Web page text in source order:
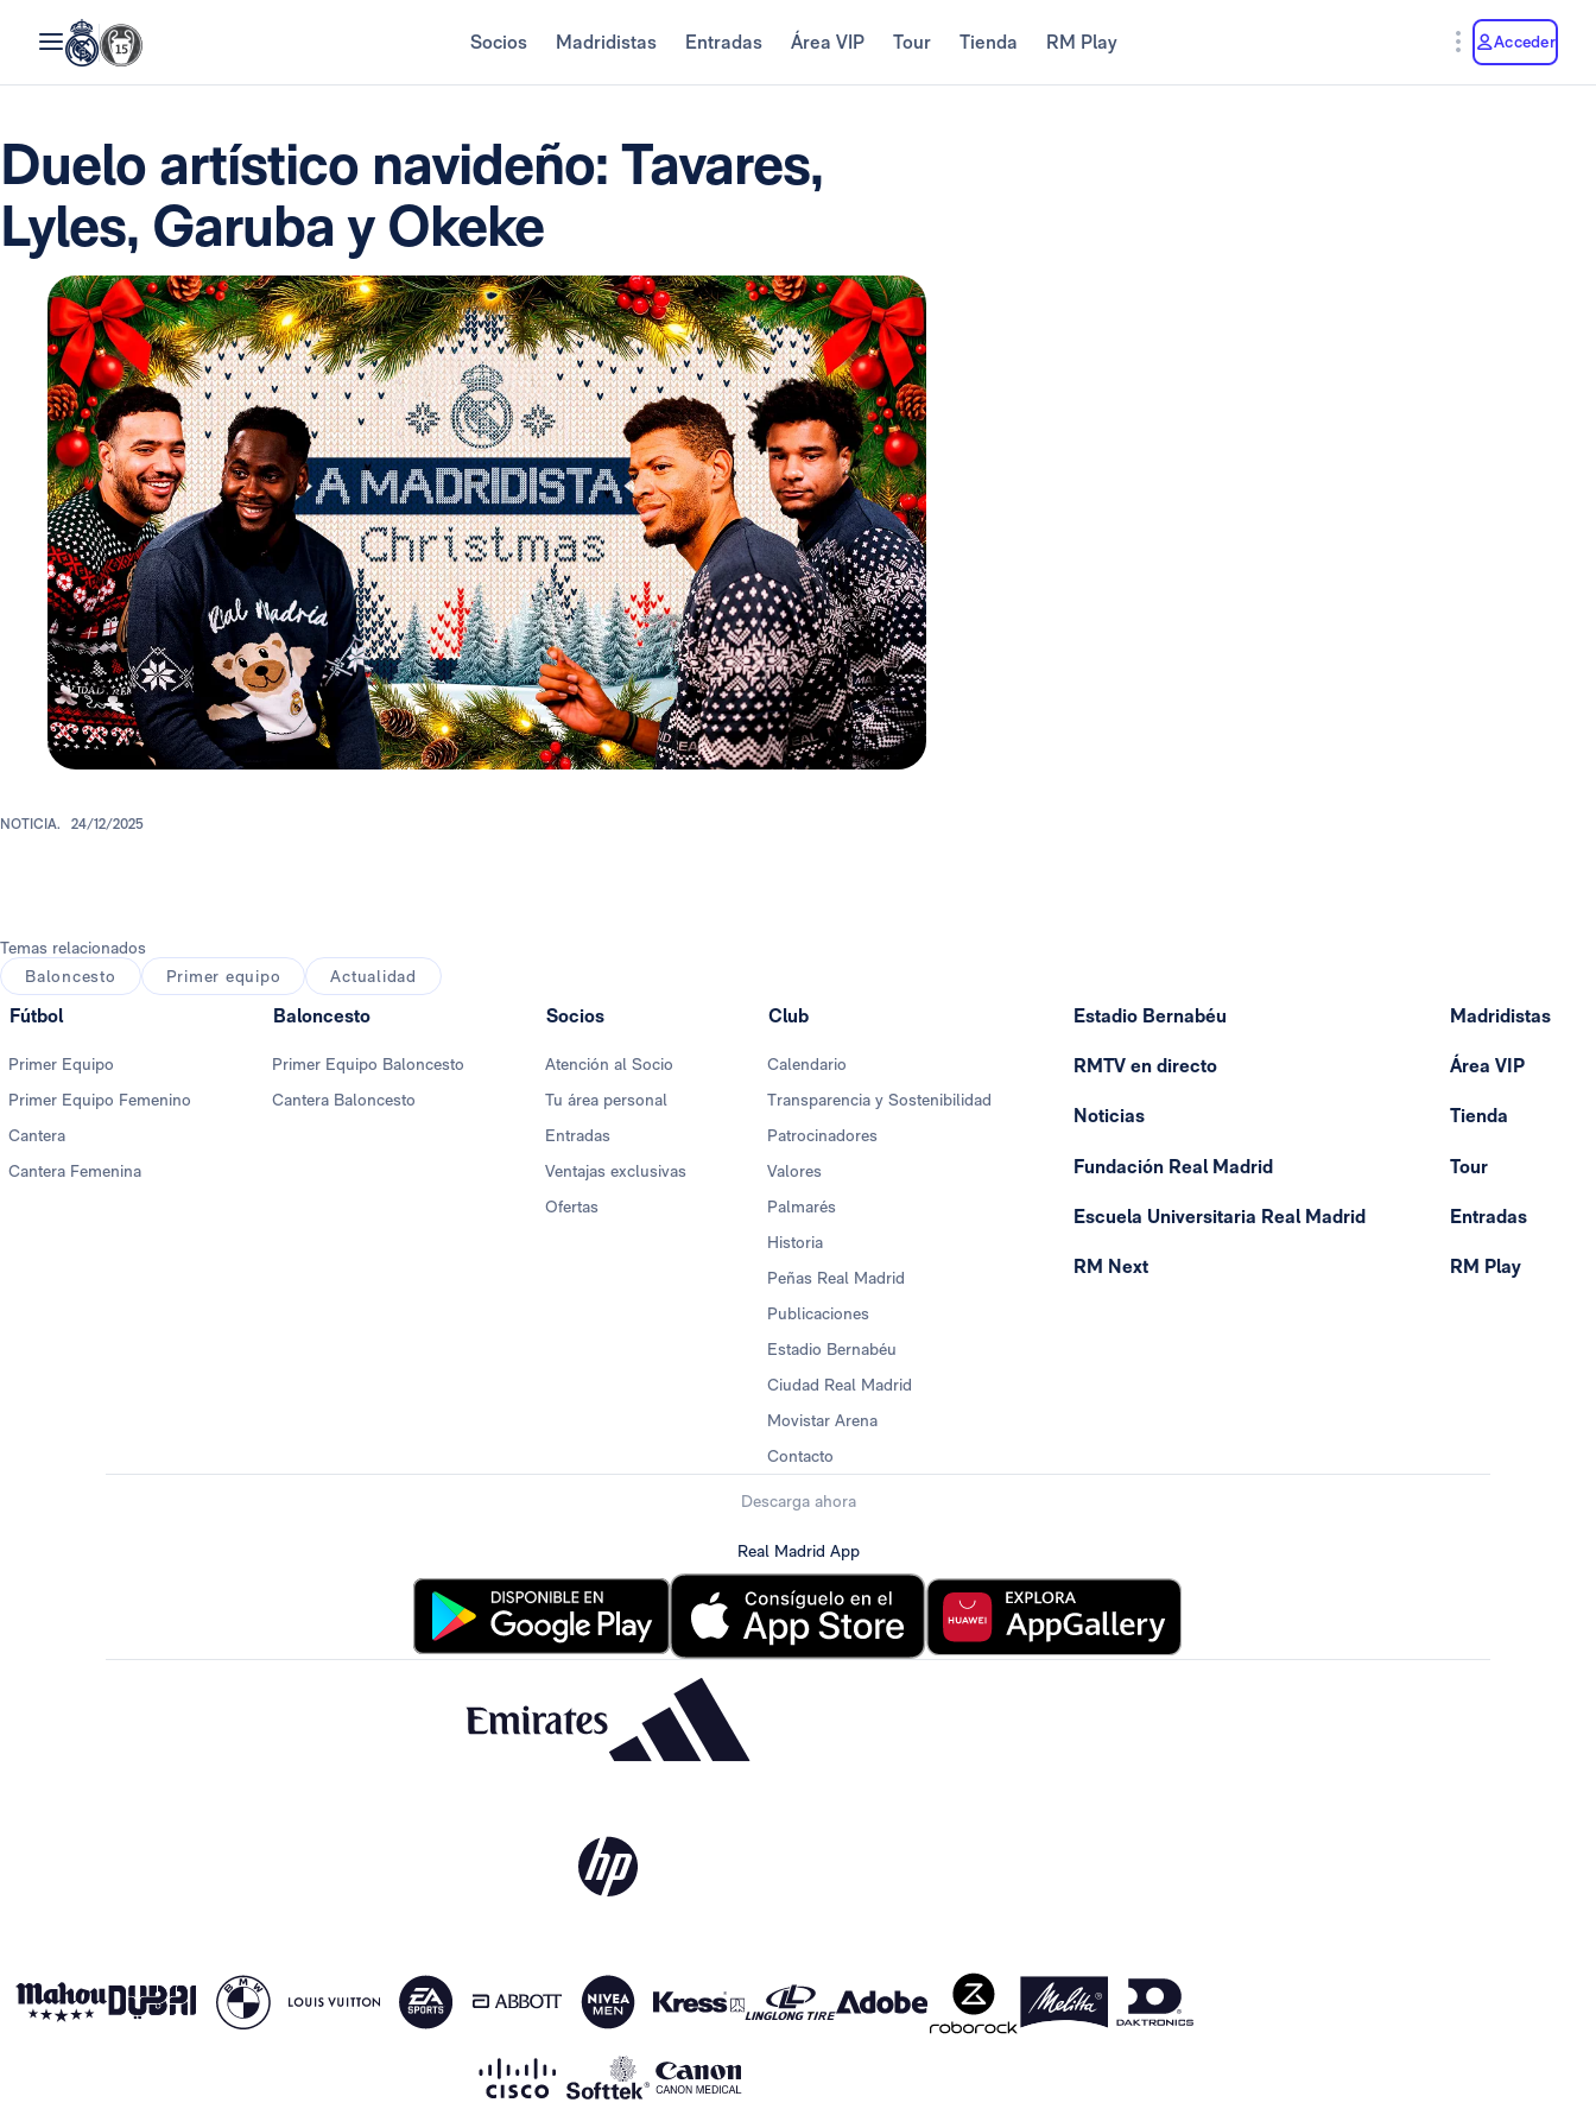
Socios Madridistas Entradas Área VIP Tour Tienda RM Play Acceder
Duelo artístico navideño: Tavares,
Lyles, Garuba y Okeke
NOTICIA. 24/12/2025
Temas relacionados
Baloncesto
Primer equipo Actualidad
Fútbol
Primer Equipo
Primer Equipo Femenino
Cantera
Cantera Femenina
Baloncesto
Primer Equipo Baloncesto
Cantera Baloncesto
Socios
Atención al Socio
Tu área personal
Entradas
Ventajas exclusivas
Ofertas
Club
Calendario
Transparencia y Sostenibilidad
Patrocinadores
Valores
Palmarés
Historia
Peñas Real Madrid
Publicaciones
Estadio Bernabéu
Ciudad Real Madrid
Movistar Arena
Contacto
Estadio Bernabéu
RMTV en directo
Noticias
Fundación Real Madrid
Escuela Universitaria Real Madrid
RM Next
Madridistas
Área VIP
Tienda
Tour
Entradas
RM Play
Descarga ahora
Real Madrid App